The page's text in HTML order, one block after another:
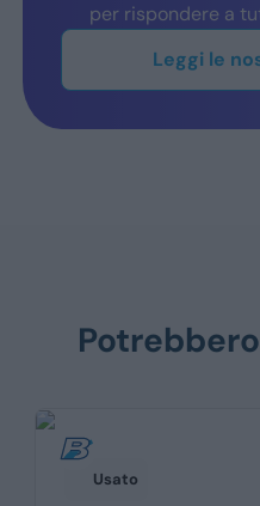
per rispondere a
Leggi le
Usato